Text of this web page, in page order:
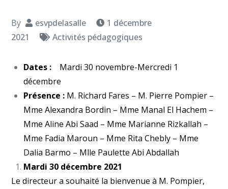
By esvpdelasalle
1 décembre
2021
Activités pédagogiques
Dates :
Mardi 30 novembre-Mercredi 1
décembre
Présence : M. Richard Fares – M. Pierre Pompier –
Mme Alexandra Bordin – Mme Manal El Hachem –
Mme Aline Abi Saad – Mme Marianne Rizkallah –
Mme Fadia Maroun – Mme Rita Chebly – Mme
Dalia Barmo – Mlle Paulette Abi Abdallah
Mardi 30 décembre 2021
Le directeur a souhaité la bienvenue à M. Pompier,